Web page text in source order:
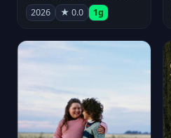
2026 ★ 0.0 1g